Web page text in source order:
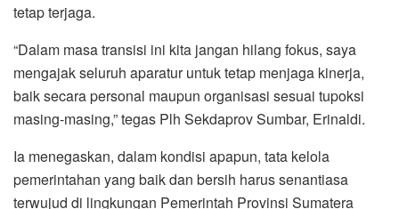
tetap terjaga.
“Dalam masa transisi ini kita jangan hilang fokus, saya
mengajak seluruh aparatur untuk tetap menjaga kinerja,
baik secara personal maupun organisasi sesuai tupoksi
masing-masing,” tegas Plh Sekdaprov Sumbar, Erinaldi.
Ia menegaskan, dalam kondisi apapun, tata kelola
pemerintahan yang baik dan bersih harus senantiasa
terwujud di lingkungan Pemerintah Provinsi Sumatera